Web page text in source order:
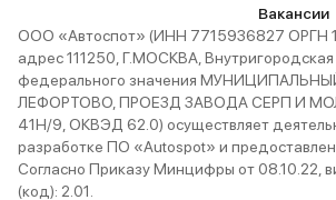
ПТС В наличии
Вакансии
ООО «Автоспот» (ИНН 7715936827 ОРГН
адрес 111250, Г.МОСКВА,
федерального значения
ЛЕФОРТОВО, ПРОЕЗД ЗАВОДА СЕРП И
41Н/9, ОКВЭД 62.0) осуществляет
разработке ПО «Autospot» и
Согласно Приказу Минцифры от 08.10.22,
(код): 2.01.